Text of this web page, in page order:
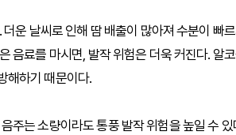
운 날씨로 인해 땀 배출이 많아져 수분이 빠
음료를 마시면, 발작 위험은 더욱 커진다. 알
해하기 때문이다.
주는 소량이라도 통풍 발작 위험을 높일 수